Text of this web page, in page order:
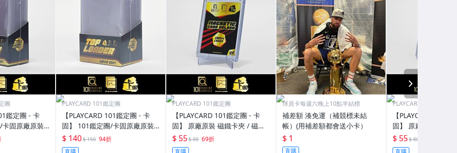
團
鑑定團 - 卡
固原廠原裝
尺寸：35pt
PLAYCARD 101鑑定團
【PLAYCARD 101鑑定團 - 卡
固】 101鑑定團/卡固原廠原裝
一般卡夾 / 塑膠殼 尺寸：55pt
$ 140$ 150 94折
直購
PLAYCARD 101鑑定團
【PLAYCARD 101鑑定團 - 卡
固】 原廠原裝 磁鐵卡夾 / 磁鐵
殼 尺寸：130pt / CPH130
$ 55$ 80 69折
直購
球員卡每週六晚上10點半結標
補差額 湊免運（補競標未結
帳）(用補差額都會送小卡）
$ 1
直購
PLAYCARD 101鑑定團
【PLAYCARD 101
固】 原廠原裝 磁鐵
殼 尺寸：55pt /
$ 55$ 80
直購